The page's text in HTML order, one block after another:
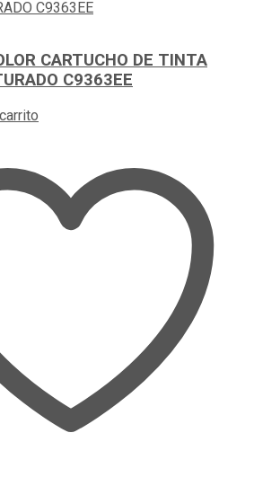
CARTUCHO DE TINTA
C9363EE